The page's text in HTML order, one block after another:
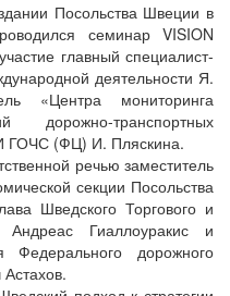
Посольства Швеции в
семинар VISION
главный специалист-
деятельности Я.
«Центра мониторинга
дорожно-транспортных
ГОЧС (ФЦ) И. Пляскина.
речью заместитель
секции Посольства
Шведского Торгового и
Андреас Гиаллоуракис и
Федерального дорожного
Астахов.